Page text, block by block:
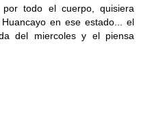
todo el cuerpo, quisiera
en ese estado... el
del miercoles y el piensa